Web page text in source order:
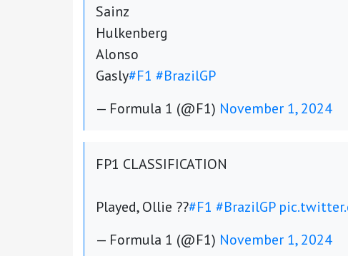
Sainz
Hulkenberg
Alonso
Gasly#F1 #BrazilGP
— Formula 1 (@F1) November 1, 2024
FP1 CLASSIFICATION
Played, Ollie ??#F1 #BrazilGP
— Formula 1 (@F1) November 1, 2024